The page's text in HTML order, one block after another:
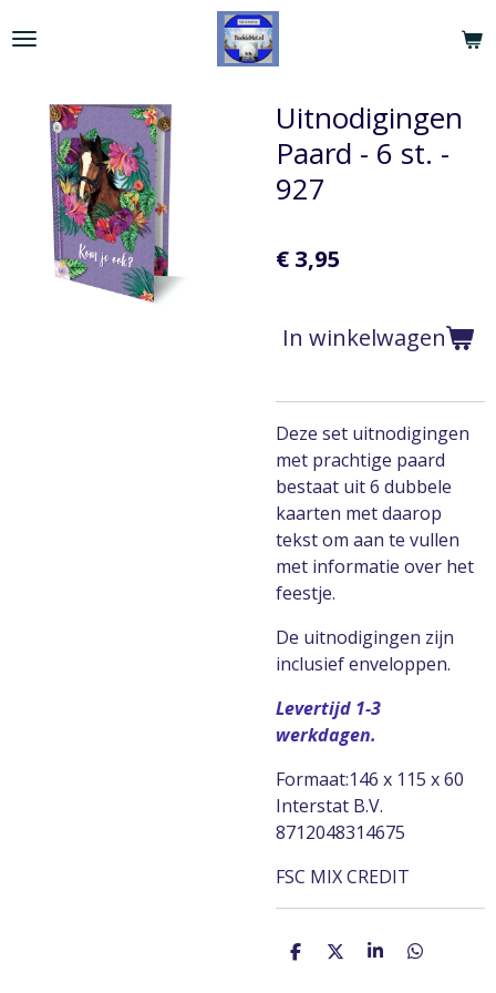
direct
hoofdinhoud
Uitnodigingen
Paard - 6 st. -
927
€ 3,95
In winkelwagen
Deze set uitnodigingen
met prachtige paard
bestaat uit 6 dubbele
kaarten met daarop
tekst om aan te vullen
met informatie over het
feestje.
De uitnodigingen zijn
inclusief enveloppen.
Levertijd 1-3
werkdagen.
Formaat:146 x 115 x 60
Interstat B.V.
8712048314675
FSC MIX CREDIT
D
D
S
D